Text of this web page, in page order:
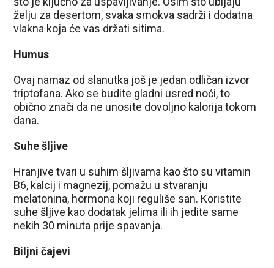
želju za desertom, svaka smokva sadrži i dodatna
vlakna koja će vas držati sitima.
Humus
Ovaj namaz od slanutka još je jedan odličan izvor
triptofana. Ako se budite gladni usred noći, to
obično znači da ne unosite dovoljno kalorija tokom
dana.
Suhe šljive
Hranjive tvari u suhim šljivama kao što su vitamin
B6, kalcij i magnezij, pomažu u stvaranju
melatonina, hormona koji reguliše san. Koristite
suhe šljive kao dodatak jelima ili ih jedite same
nekih 30 minuta prije spavanja.
Biljni čajevi